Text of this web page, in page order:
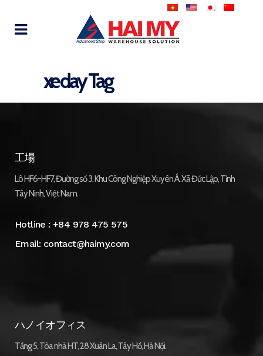
xe day Tag
工場
Lô HF6-HF7, Đường số 3, Khu Công Nghiệp Xuyên Á, Xã Đức Lập, Tỉnh
Tây Ninh, Việt Nam.
Hotline :+84 978 475 575
Email: contact@haimy.com
ハノイオフィス
Tầng 5, Tòa nhà HT, 28 Xuân La, Tây Hồ, Hà Nội.